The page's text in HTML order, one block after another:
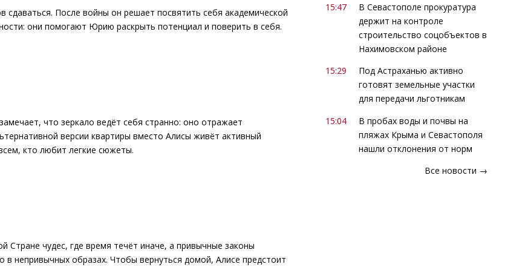
После войны он решает посвятить себя академической
они помогают Юрию раскрыть потенциал и поверить в себя.
что зеркало ведёт себя странно: оно отражает
версии квартиры вместо Алисы живёт активный
кто любит легкие сюжеты.
Стране чудес, где время течёт иначе, а привычные законы
в непривычных образах. Чтобы вернуться домой, Алисе предстоит
15:47
В Севастополе прокуратура
держит на контроле
строительство соцобъектов в
Нахимовском районе
15:29
Под Астраханью активно
готовят земельные участки
для передачи льготникам
15:04
В пробах воды и почвы на
пляжах Крыма и Севастополя
нашли отклонения от норм
Все новости →